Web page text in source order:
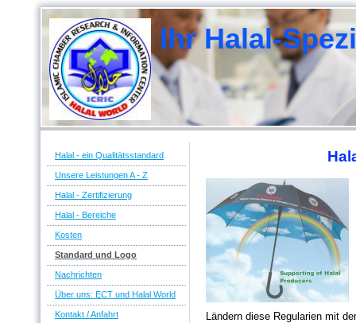
Ihr Halal-
Halal - ein Qualitätsstandard
Unsere Leistungen A - Z
Halal - Zertifizierung
Halal - Bereiche
Kosten
Standard und Logo
Nachrichten
Über uns: ECT und Halal World
Kontakt / Anfahrt
Ländern diese Regularien mit